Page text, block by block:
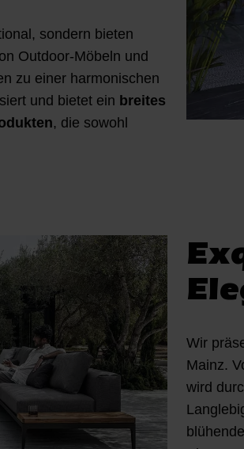
sondern bieten
Outdoor-Möbeln und
zu einer harmonischen
und bietet ein breites
, die sowohl
Wir
Mainz.
wird